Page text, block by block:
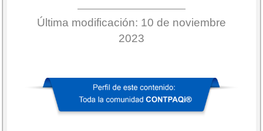
Última modificación: 10 de noviembre
2023